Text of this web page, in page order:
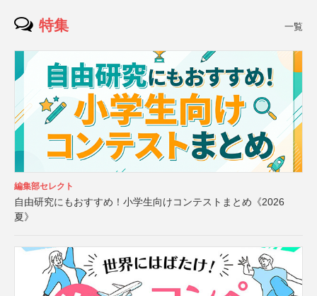
特集 一覧
編集部セレクト
自由研究にもおすすめ！小学生向けコンテストまとめ《2026
夏》